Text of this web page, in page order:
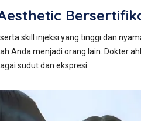
skill injeksi yang tinggi dan
Anda menjadi orang lain. Dokter
sudut dan ekspresi.